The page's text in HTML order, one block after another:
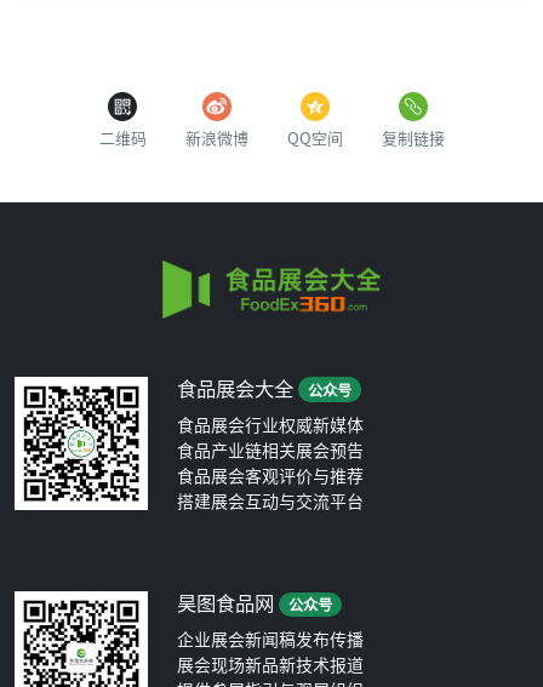
二维码 新浪微博 QQ空间 复制链接
食品展会大全 公众号
食品展会行业权威新媒体
食品产业链相关展会预告
食品展会客观评价与推荐
搭建展会互动与交流平台
昊图食品网 公众号
企业展会新闻稿发布传播
展会现场新品新技术报道